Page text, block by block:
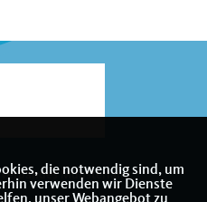
Münsterland
die notwendig sind, um
verwenden wir Dienste